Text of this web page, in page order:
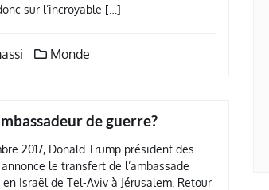
sur l’incroyable […]
Monde
de guerre?
2017, Donald Trump président des
le transfert de l’ambassade
Israël de Tel-Aviv à Jérusalem. Retour